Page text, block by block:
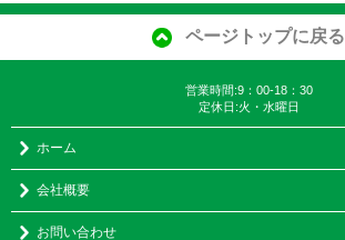
ページトップに戻る
営業時間:9：00-18：30
定休日:火・水曜日
ホーム
会社概要
お問い合わせ